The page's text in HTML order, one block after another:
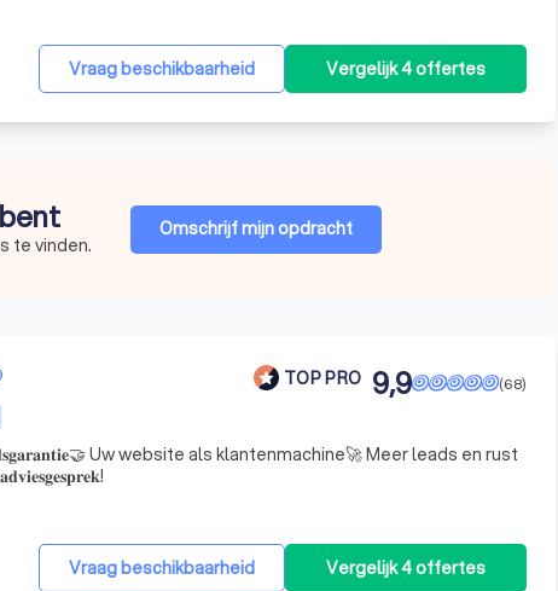
Vraag beschikbaarheid Vergelijk 4 offertes
te vinden.
Omschrijf mijn opdracht
TOP PRO (68)
9,9
Uw website als klantenmachine🚀 Meer leads en rust
Vraag beschikbaarheid Vergelijk 4 offertes